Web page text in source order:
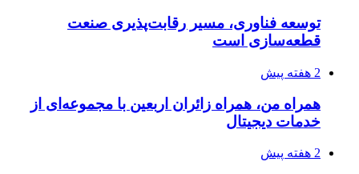
توسعه فناوری، مسیر رقابت‌پذیری صنعت
قطعه‌سازی است
2 هفته پیش
همراه من، همراه زائران اربعین با مجموعه‌ای از
خدمات دیجیتال
2 هفته پیش